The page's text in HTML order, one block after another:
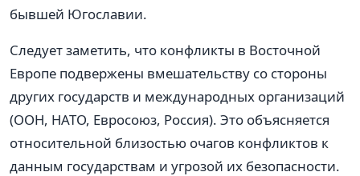
бывшей Югославии.
Следует заметить, что конфликты в Восточной
Европе подвержены вмешательству со стороны
других государств и международных организаций
(ООН, НАТО, Евросоюз, Россия). Это объясняется
относительной близостью очагов конфликтов к
данным государствам и угрозой их безопасности.